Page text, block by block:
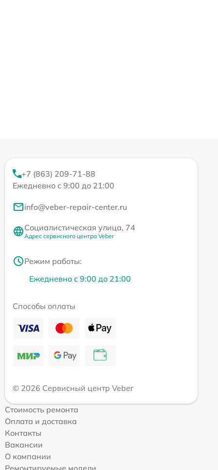
+7 (863) 209-71-88
Ежедневно с 9:00 до 21:00
info@veber-repair-center.ru
Социалистическая улица, 74
Адрес сервисного центра Veber
Режим работы:
Ежедневно с 9:00 до 21:00
Способы оплаты
© 2026 Сервисный центр Veber
Стоимость ремонта
Оплата и доставка
Контакты
Вакансии
О компании